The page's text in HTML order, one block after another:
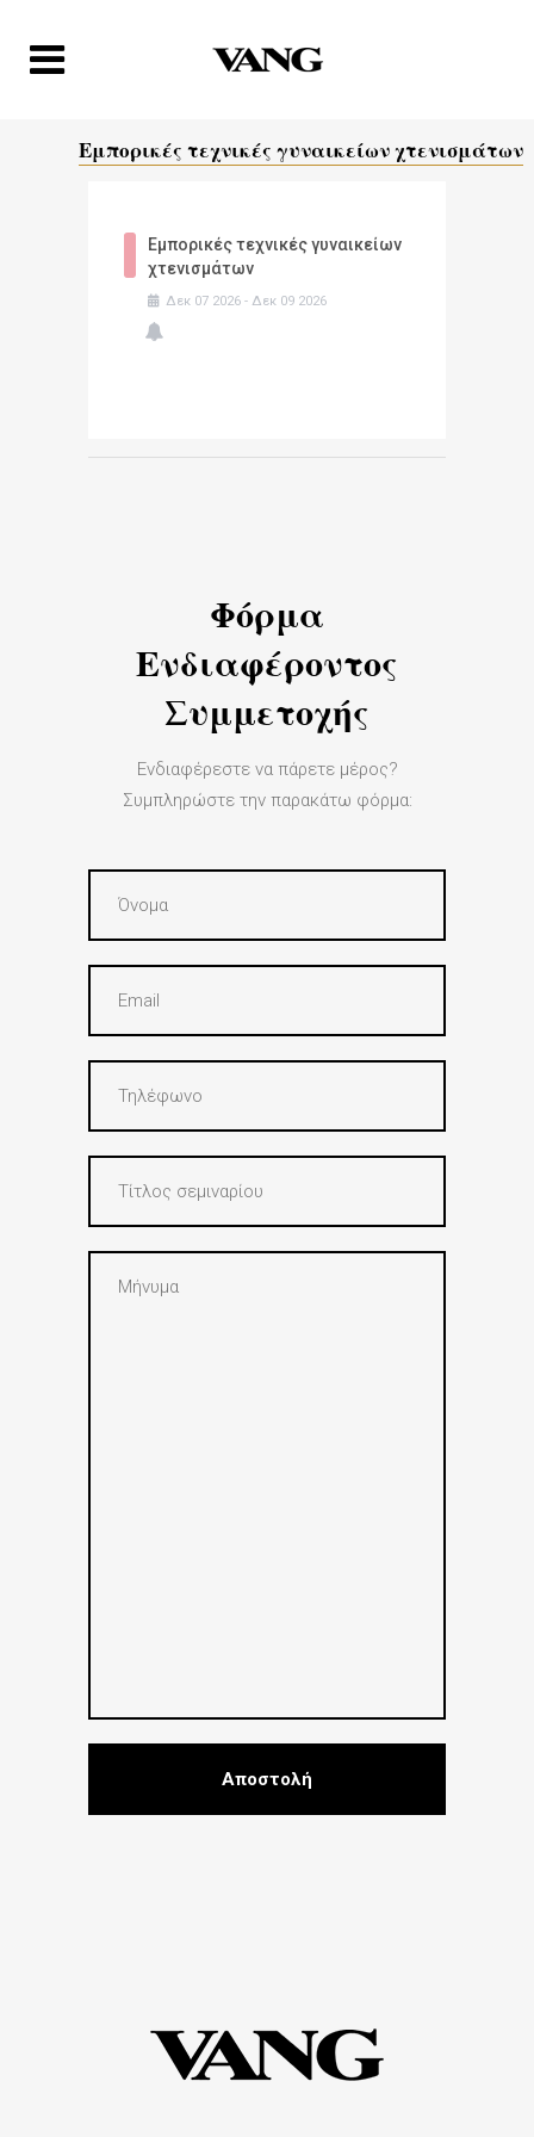
Εμπορικές τεχνικές γυναικείων χτενισμάτων
Εμπορικές τεχνικές γυναικείων
χτενισμάτων
Δεκ 07 2026 - Δεκ 09 2026
Φόρμα
Ενδιαφέροντος
Συμμετοχής
Ενδιαφέρεστε να πάρετε μέρος?
Συμπληρώστε την παρακάτω φόρμα: